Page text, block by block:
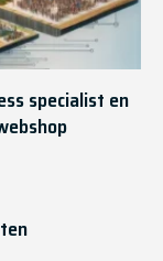
specialist en